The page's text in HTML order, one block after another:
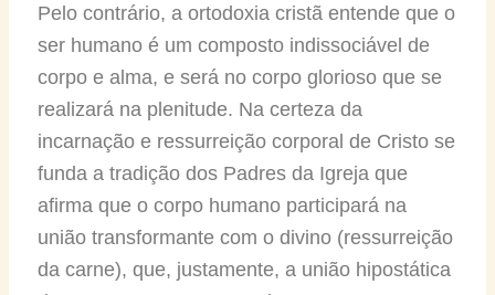
Pelo contrário, a ortodoxia cristã entende que o
ser humano é um composto indissociável de
corpo e alma, e será no corpo glorioso que se
realizará na plenitude. Na certeza da
incarnação e ressurreição corporal de Cristo se
funda a tradição dos Padres da Igreja que
afirma que o corpo humano participará na
união transformante com o divino (ressurreição
da carne), que, justamente, a união hipostática